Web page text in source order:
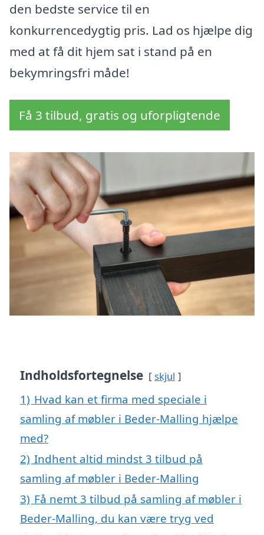
den bedste service til en
konkurrencedygtig pris. Lad os hjælpe dig
med at få dit hjem sat i stand på en
bekymringsfri måde!
Få 3 tilbud, gratis og uforpligtende
Indholdsfortegnelse skjul
1) Hvad kan et firma med speciale i
samling af møbler i Beder-Malling hjælpe
med?
2) Indhent altid mindst 3 tilbud på
samling af møbler i Beder-Malling
3) Få nemt 3 tilbud på samling af møbler i
Beder-Malling, du kan være tryg ved